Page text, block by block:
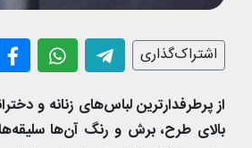
اشتراک‌گذاری
از پرطرفدارترین لباس‌های زنانه و
بالای طرح، برش و رنگ آن‌ها